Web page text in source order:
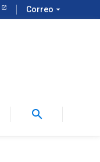
Correo arrow_drop_down
search